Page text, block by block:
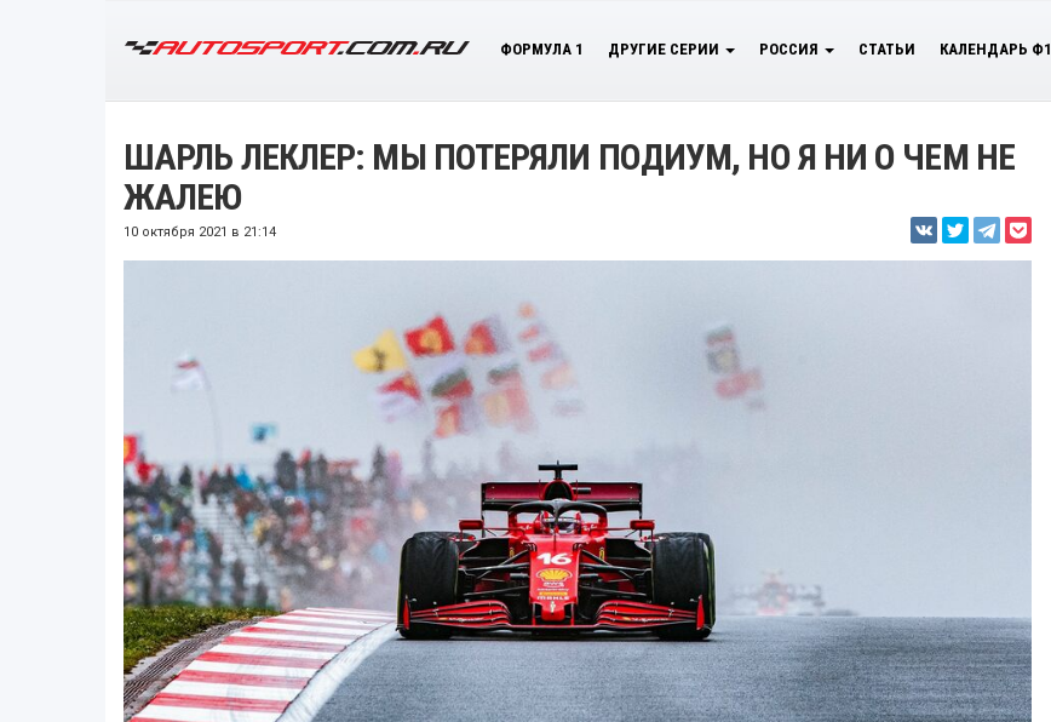
ФОРМУЛА 1 ДРУГИЕ СЕРИИ РОССИЯ СТАТЬИ КАЛЕНДАРЬ Ф1
ШАРЛЬ ЛЕКЛЕР: МЫ ПОТЕРЯЛИ ПОДИУМ, НО Я НИ О ЧЕМ НЕ
ЖАЛЕЮ
10 октября 2021 в 21:14